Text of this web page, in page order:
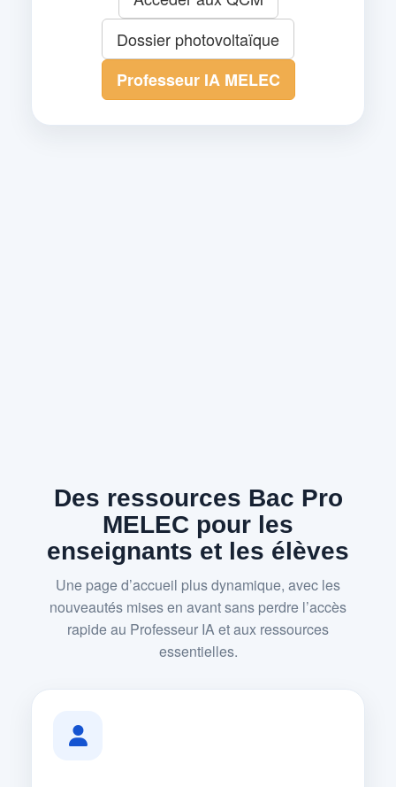
Dossier photovoltaïque
Professeur IA MELEC
Des ressources Bac Pro
MELEC pour les
enseignants et les élèves
Une page d’accueil plus dynamique, avec les
nouveautés mises en avant sans perdre l’accès
rapide au Professeur IA et aux ressources
essentielles.